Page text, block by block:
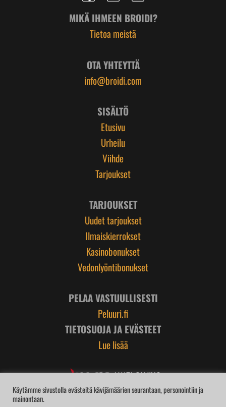
MIKÄ IHMEEN BROIDI?
Tietoa meistä
OTA YHTEYTTÄ
info@broidi.com
SISÄLTÖ
Etusivu
Urheilu
Viihde
Tarjoukset
TARJOUKSET
Uudet tarjoukset
Ilmaiskierrokset
Kasinobonukset
Vedonlyöntibonukset
PELAA VASTUULLISESTI
Peluuri.fi
TIETOSUOJA JA EVÄSTEET
Lue lisää
Käytämme sivustolla evästeitä kävijämäärien seurantaan, personointiin ja
mainontaan.